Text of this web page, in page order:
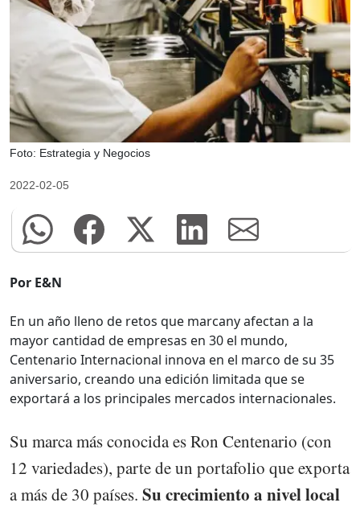
Foto: Estrategia y Negocios
2022-02-05
Por E&N
En un año lleno de retos que marcany afectan a la
mayor cantidad de empresas en 30 el mundo,
Centenario Internacional innova en el marco de su 35
aniversario, creando una edición limitada que se
exportará a los principales mercados internacionales.
Su marca más conocida es Ron Centenario (con
12 variedades), parte de un portafolio que exporta
a más de 30 países. Su crecimiento a nivel local